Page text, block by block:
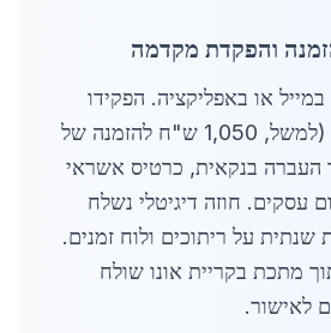
או באפליקציה. הפקידו
מקדמה של 30% (למשל, 1,050 ש"ח להזמנה של
העברה בנקאית, כרטיס אשראי
עסקים. חוזה דיגיטלי נשלח
על ריתוכים ולוח זמנים.
מתכת בקריית אונו שולח
לאישור.